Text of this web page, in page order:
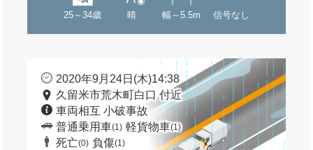
25～34歳 晴 幅～5.5m 信号なし
2020年9月24日(木)14:38
久留米市荒木町白口 付近
車両相互 小破事故
普通乗用車(1) 軽貨物車(1)
死亡(0) 負傷(1)